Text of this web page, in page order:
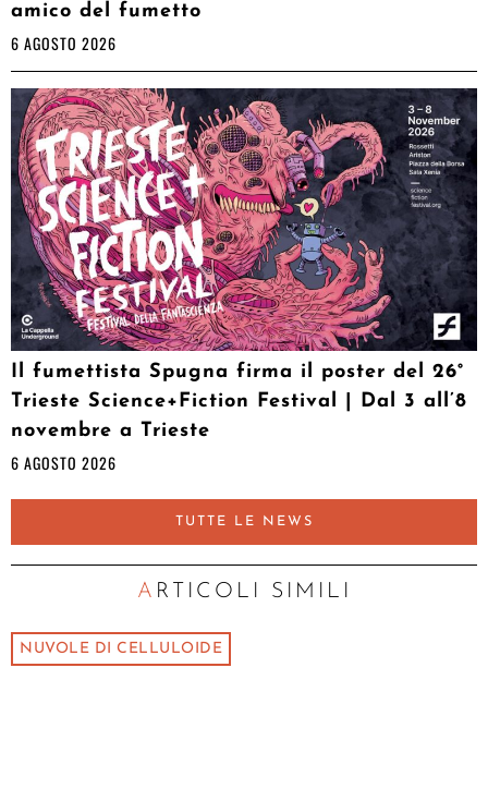
amico del fumetto
6 AGOSTO 2026
Il fumettista Spugna firma il poster del 26°
Trieste Science+Fiction Festival | Dal 3 all’8
novembre a Trieste
6 AGOSTO 2026
TUTTE LE NEWS
ARTICOLI SIMILI
NUVOLE DI CELLULOIDE